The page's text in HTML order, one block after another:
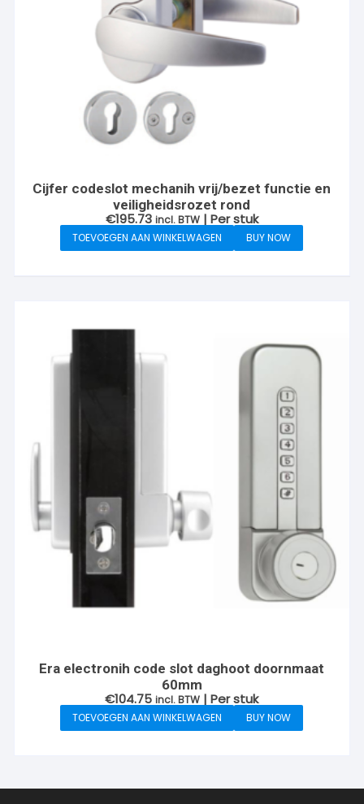
Cijfer codeslot mechanih vrij/bezet functie en
veiligheidsrozet rond
€195.73 incl. BTW | Per stuk
TOEVOEGEN AAN WINKELWAGEN BUY NOW
Era electronih code slot daghoot doornmaat
60mm
€104.75 incl. BTW | Per stuk
TOEVOEGEN AAN WINKELWAGEN BUY NOW